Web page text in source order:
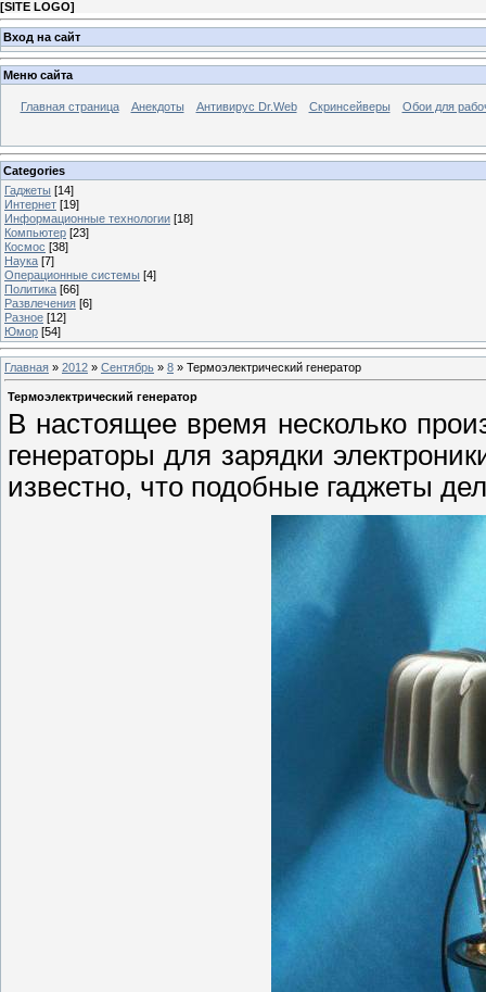
[SITE LOGO]
Вход на сайт
Меню сайта
Главная страница Анекдоты Антивирус Dr.Web Скринсейверы Обои для
Categories
Гаджеты [14]
Интернет [19]
Информационные технологии [18]
Компьютер [23]
Космос [38]
Наука [7]
Операционные системы [4]
Политика [66]
Развлечения [6]
Разное [12]
Юмор [54]
Главная » 2012 » Сентябрь » 8 » Термоэлектрический генератор
Термоэлектрический генератор
В настоящее время несколько
генераторы для зарядки
известно, что подобные гаджеты